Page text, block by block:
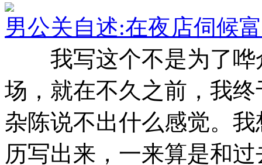
男公关自述:在夜店伺候
我写这个不是为了哗
场，就在不久之前，我
杂陈说不出什么感觉。
历写出来，一来算是和